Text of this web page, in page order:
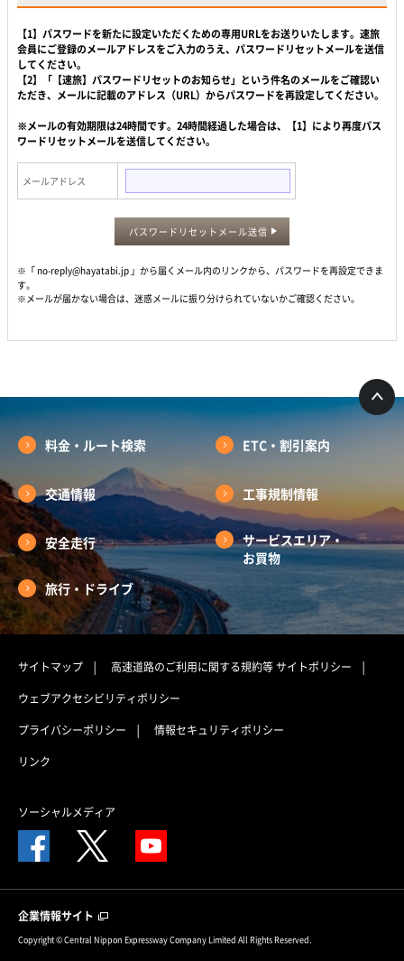
【1】パスワードを新たに設定いただくための専用URLをお送りいたします。速旅
会員にご登録のメールアドレスをご入力のうえ、パスワードリセットメールを送信
してください。
【2】「【速旅】パスワードリセットのお知らせ」という件名のメールをご確認い
ただき、メールに記載のアドレス（URL）からパスワードを再設定してください。
※メールの有効期限は24時間です。24時間経過した場合は、【1】により再度パス
ワードリセットメールを送信してください。
メールアドレス
パスワードリセットメール送信
※「 no-reply@hayatabi.jp 」から届くメール内のリンクから、パスワードを再設定できま
す。
※メールが届かない場合は、迷惑メールに振り分けられていないかご確認ください。
料金・ルート検索 ETC・割引案内
交通情報 工事規制情報
安全走行
サービスエリア・
お買物
旅行・ドライブ
サイトマップ 高速道路のご利用に関する規約等サイトポリシー
ウェブアクセシビリティポリシー
プライバシーポリシー
情報セキュリティポリシー
リンク
ソーシャルメディア
企業情報サイト
Copyright © Central Nippon Expressway Company Limited All Rights Reserved.